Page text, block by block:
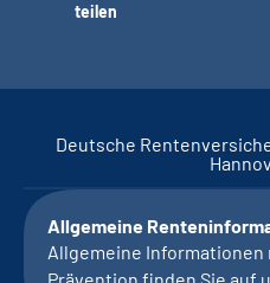
teilen
Deutsche
Allgemeine
Allgemeine Informationen